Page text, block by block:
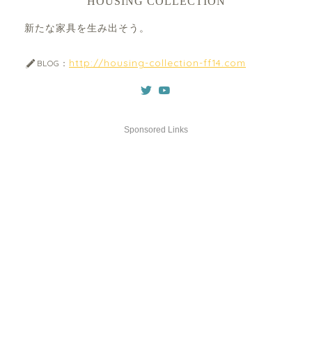
新たな家具を生み出そう。
BLOG： http://housing-collection-ff14.com
Sponsored Links